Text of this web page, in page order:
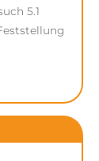
5.1